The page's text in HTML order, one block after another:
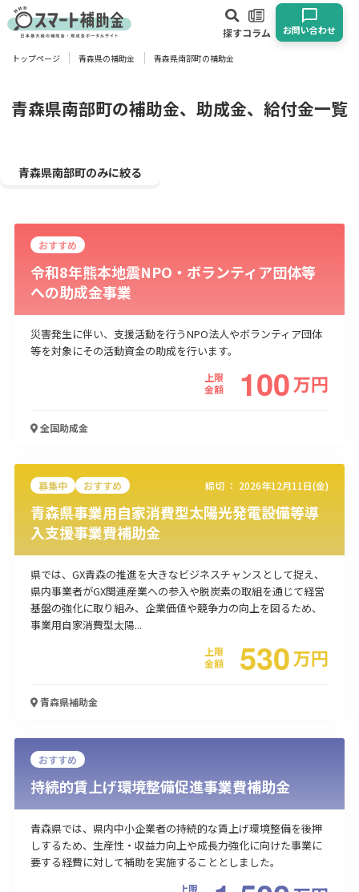
探すコラム お問い合わせ
対象
物流・運輸業 製造業
建設･不動産業
サービス業 医療･福祉 農業･林業
漁業
宿泊･旅館業
その他
人材採用・雇用
環境・省エネ
テレワーク
受付中のみ
トップページ 青森県の補助金 青森県南部町の補助金
青森県南部町の補助金、助成金、給付金一覧
青森県南部町のみに絞る
おすすめ
令和8年熊本地震NPO・ボランティア団体等
への助成金事業
災害発生に伴い、支援活動を行うNPO法人やボランティア団体
等を対象にその活動資金の助成を行います。
上限
金額
100万円
全国助成金
募集中 おすすめ 締切 ： 2026年12月11日(金)
青森県事業用自家消費型太陽光発電設備等導
入支援事業費補助金
県では、GX青森の推進を大きなビジネスチャンスとして捉え、
県内事業者がGX関連産業への参入や脱炭素の取組を通じて経営
基盤の強化に取り組み、企業価値や競争力の向上を図るため、
事業用自家消費型太陽...
上限
金額
530万円
青森県補助金
おすすめ
持続的賃上げ環境整備促進事業費補助金
青森県では、県内中小企業者の持続的な賃上げ環境整備を後押
しするため、生産性・収益力向上や成長力強化に向けた事業に
要する経費に対して補助を実施することとしました。
上限